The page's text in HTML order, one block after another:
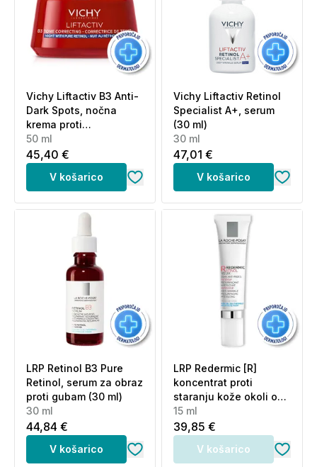
Vichy Liftactiv B3 Anti-
Dark Spots, nočna
krema proti
hiperpigmentacijskim
madežem s čistim
retinolom (50 ml)
50 ml
45,40 €
V košarico
Vichy Liftactiv Retinol
Specialist A+, serum
(30 ml)
30 ml
47,01 €
V košarico
LRP Retinol B3 Pure
Retinol, serum za obraz
proti gubam (30 ml)
30 ml
44,84 €
V košarico
LRP Redermic [R]
koncentrat proti
staranju kože okoli oči
(15 ml)
15 ml
39,85 €
V košarico